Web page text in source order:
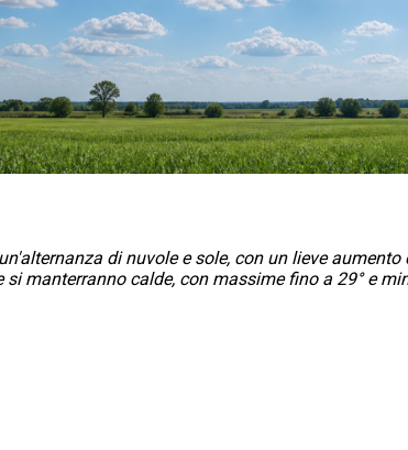
di nuvole e sole, con un lieve
si manterranno calde, con massime fino a 29° e